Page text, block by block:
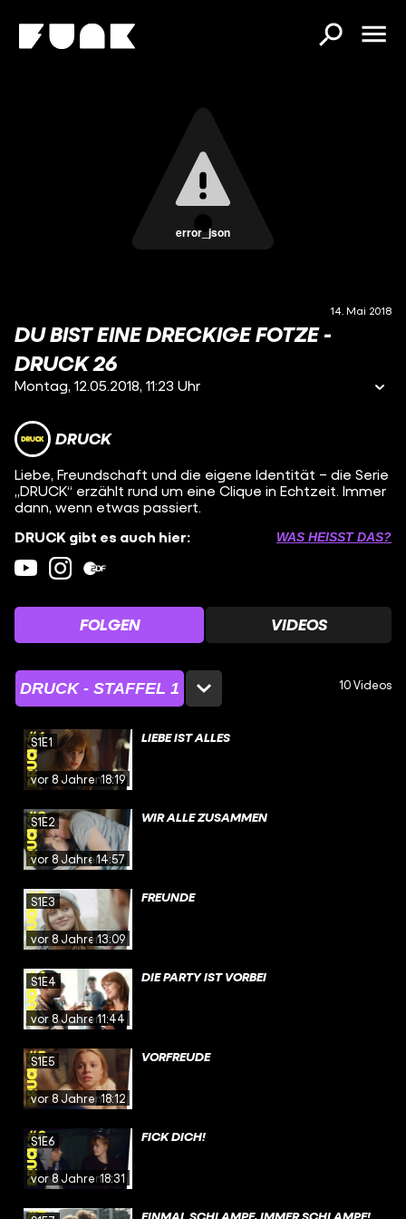
error_json
14. Mai 2018
DU BIST EINE DRECKIGE FOTZE -
DRUCK 26
Montag, 12.05.2018, 11:23 Uhr
DRUCK
Liebe, Freundschaft und die eigene Identität – die Serie
„DRUCK“ erzählt rund um eine Clique in Echtzeit. Immer
dann, wenn etwas passiert.
DRUCK gibt es auch hier:
WAS HEISST DAS?
FOLGEN VIDEOS
DRUCK - STAFFEL 1 10 Videos
vor 8 Jahren18:19
S1E1 LIEBE IST ALLES
vor 8 Jahren14:57
S1E2 WIR ALLE ZUSAMMEN
vor 8 Jahren13:09
S1E3 FREUNDE
vor 8 Jahren11:44
S1E4 DIE PARTY IST VORBEI
vor 8 Jahren18:12
S1E5 VORFREUDE
vor 8 Jahren18:31
S1E6 FICK DICH!
EINMAL SCHLAMPE, IMMER SCHLAMPE!